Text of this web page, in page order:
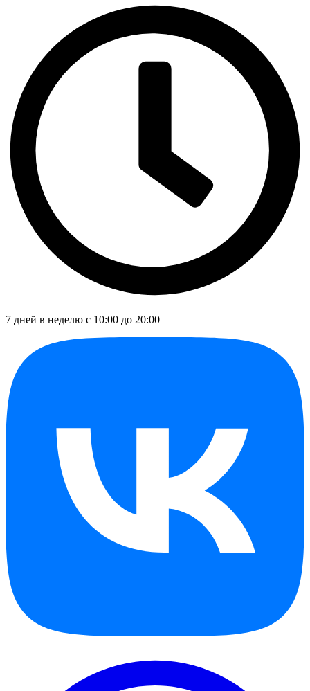
7 дней в неделю с 10:00 до 20:00